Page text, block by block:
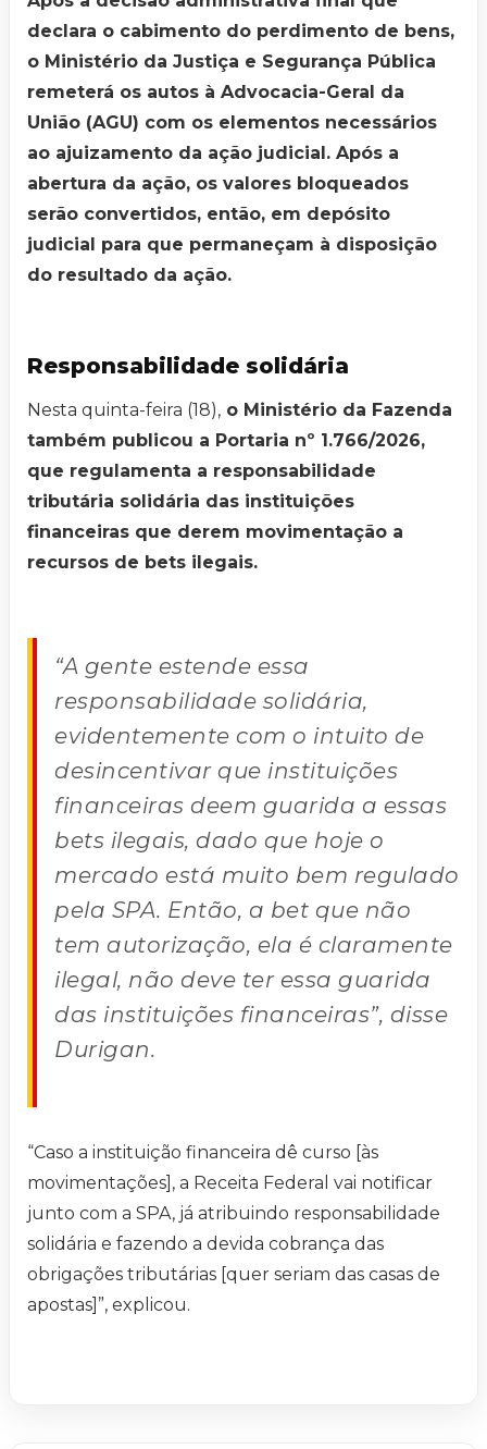
declara o cabimento do perdimento de bens,
o Ministério da Justiça e Segurança Pública
remeterá os autos à Advocacia-Geral da
União (AGU) com os elementos necessários
ao ajuizamento da ação judicial. Após a
abertura da ação, os valores bloqueados
serão convertidos, então, em depósito
judicial para que permaneçam à disposição
do resultado da ação.
Responsabilidade solidária
Nesta quinta-feira (18), o Ministério da Fazenda
também publicou a Portaria nº 1.766/2026,
que regulamenta a responsabilidade
tributária solidária das instituições
financeiras que derem movimentação a
recursos de bets ilegais.
“A gente estende essa
responsabilidade solidária,
evidentemente com o intuito de
desincentivar que instituições
financeiras deem guarida a essas
bets ilegais, dado que hoje o
mercado está muito bem regulado
pela SPA. Então, a bet que não
tem autorização, ela é claramente
ilegal, não deve ter essa guarida
das instituições financeiras”, disse
Durigan.
“Caso a instituição financeira dê curso [às
movimentações], a Receita Federal vai notificar
junto com a SPA, já atribuindo responsabilidade
solidária e fazendo a devida cobrança das
obrigações tributárias [quer seriam das casas de
apostas]”, explicou.